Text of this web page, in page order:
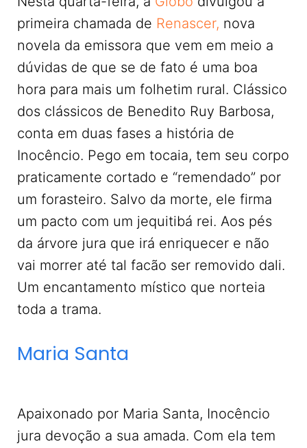
primeira chamada de Renascer, nova
novela da emissora que vem em meio a
dúvidas de que se de fato é uma boa
hora para mais um folhetim rural. Clássico
dos clássicos de Benedito Ruy Barbosa,
conta em duas fases a história de
Inocêncio. Pego em tocaia, tem seu corpo
praticamente cortado e “remendado” por
um forasteiro. Salvo da morte, ele firma
um pacto com um jequitibá rei. Aos pés
da árvore jura que irá enriquecer e não
vai morrer até tal facão ser removido dali.
Um encantamento místico que norteia
toda a trama.
Maria Santa
Apaixonado por Maria Santa, Inocêncio
jura devoção a sua amada. Com ela tem